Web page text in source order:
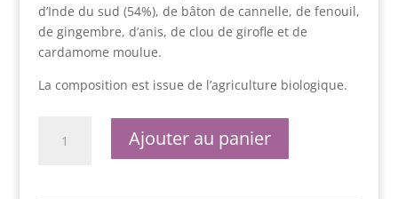
d’Inde du sud (54%), de bâton de cannelle, de fenouil,
de gingembre, d’anis, de clou de girofle et de
cardamome moulue.
La composition est issue de l’agriculture biologique.
Ajouter au panier